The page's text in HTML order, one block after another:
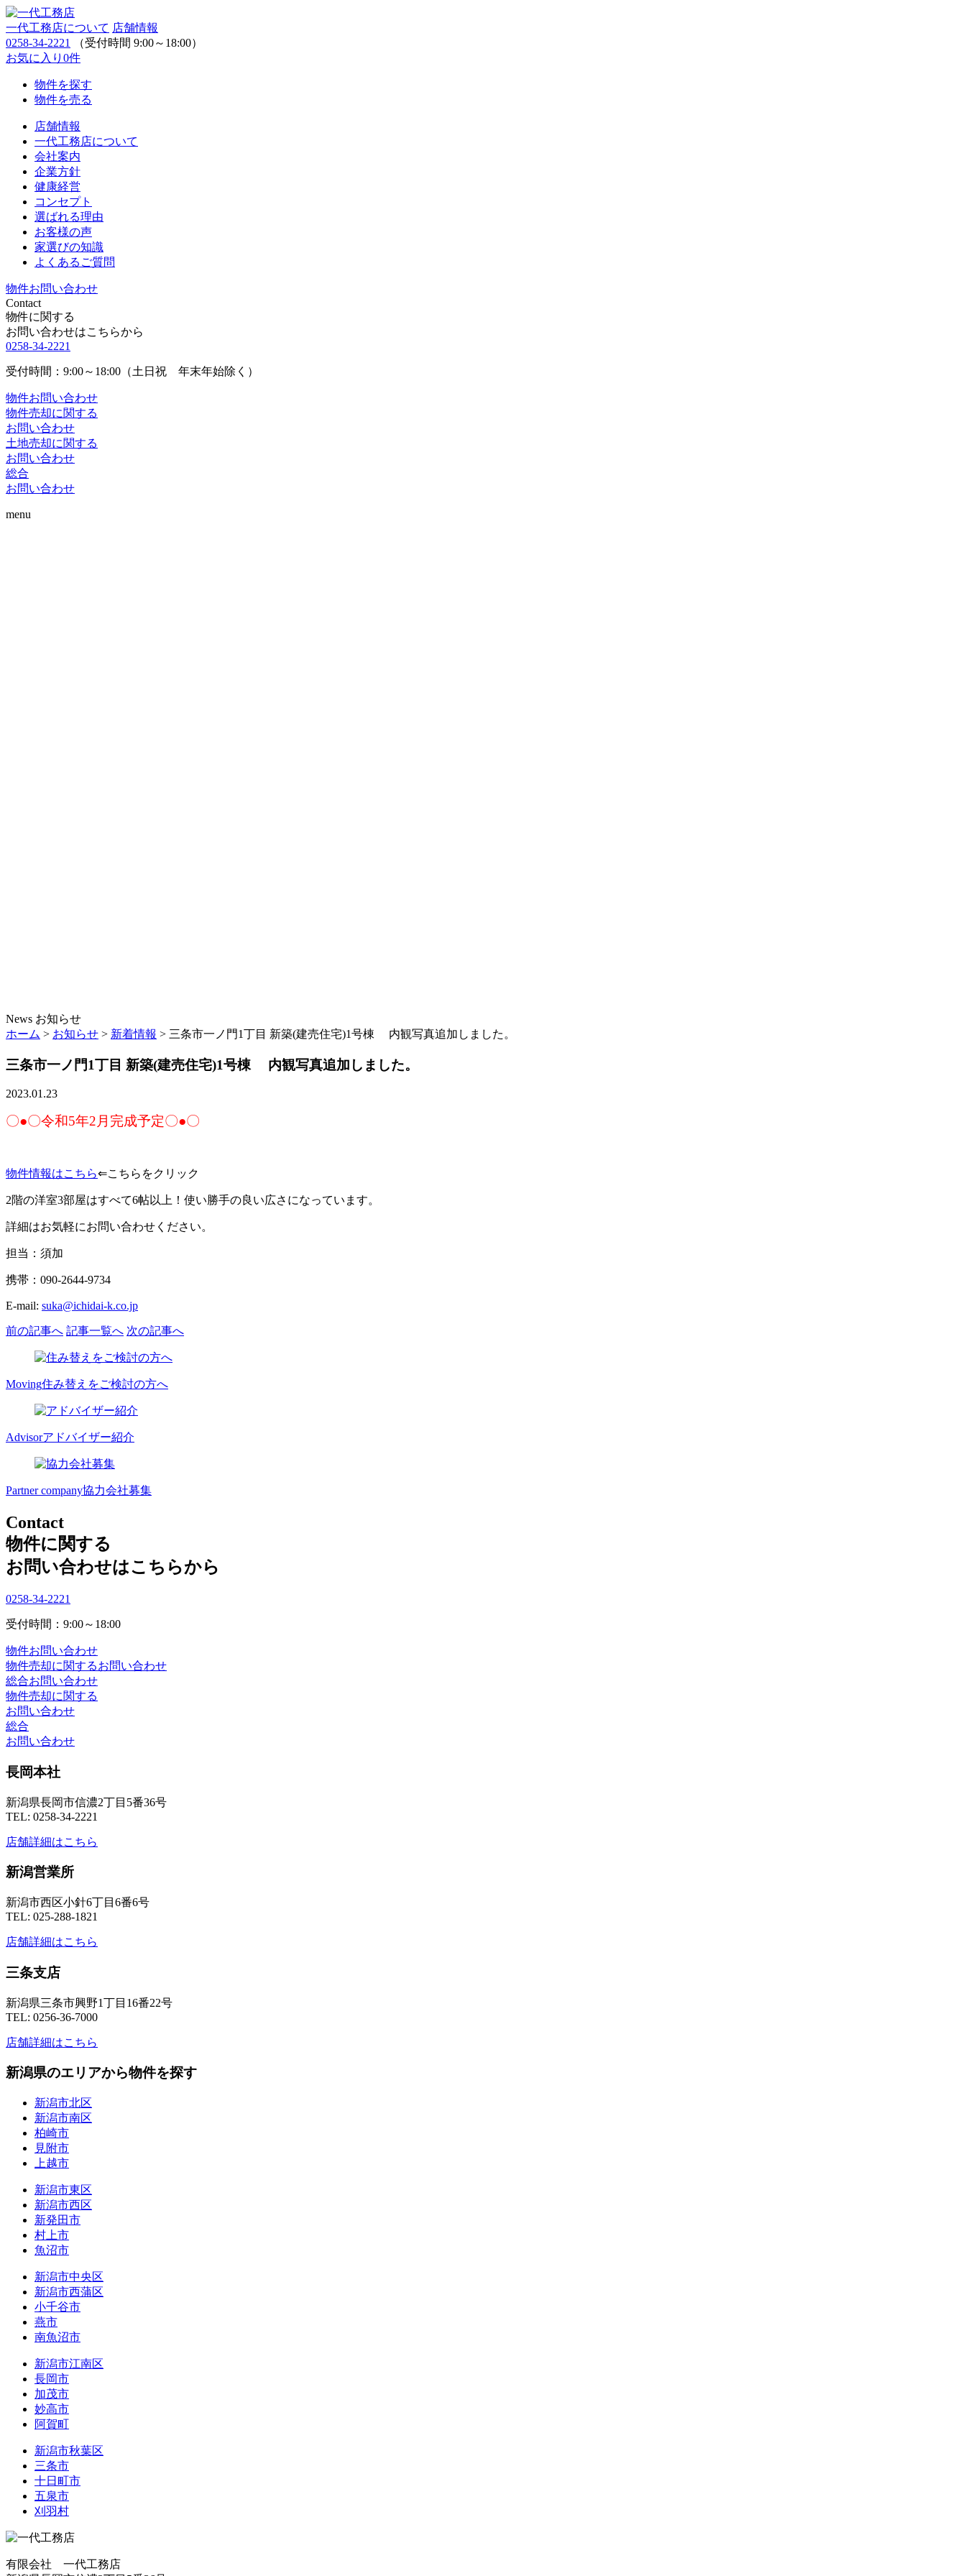
一代工務店について 店舗情報
0258-34-2221
（受付時間 9:00～18:00）
お気に入り 0件
物件を探す
物件を売る
店舗情報
一代工務店について
会社案内
企業方針
健康経営
コンセプト
選ばれる理由
お客様の声
家選びの知識
よくあるご質問
物件お問い合わせ
Contact
物件に関する
お問い合わせはこちらから
0258-34-2221
受付時間：9:00～18:00（土日祝 年末年始除く）
物件お問い合わせ
物件売却に関する
お問い合わせ
土地売却に関する
お問い合わせ
総合
お問い合わせ
menu
News お知らせ
ホーム > お知らせ > 新着情報 > 三条市一ノ門1丁目 新築(建売住宅)1号棟 内観写真追加しました。
三条市一ノ門1丁目 新築(建売住宅)1号棟 内観写真追加しました。
2023.01.23
〇●〇令和5年2月完成予定〇●〇
物件情報はこちら⇐こちらをクリック
2階の洋室3部屋はすべて6帖以上！使い勝手の良い広さになっています。
詳細はお気軽にお問い合わせください。
担当：須加
携帯：090-2644-9734
E-mail: suka@ichidai-k.co.jp
前の記事へ 記事一覧へ 次の記事へ
Moving住み替えをご検討の方へ
Advisorアドバイザー紹介
Partner company協力会社募集
Contact
物件に関する
お問い合わせはこちらから
0258-34-2221
受付時間：9:00～18:00
物件お問い合わせ
物件売却に関するお問い合わせ
総合お問い合わせ
物件売却に関する
お問い合わせ
総合
お問い合わせ
長岡本社
新潟県長岡市信濃2丁目5番36号
TEL: 0258-34-2221
店舗詳細はこちら
新潟営業所
新潟市西区小針6丁目6番6号
TEL: 025-288-1821
店舗詳細はこちら
三条支店
新潟県三条市興野1丁目16番22号
TEL: 0256-36-7000
店舗詳細はこちら
新潟県のエリアから物件を探す
新潟市北区
新潟市南区
柏崎市
見附市
上越市
新潟市東区
新潟市西区
新発田市
村上市
魚沼市
新潟市中央区
新潟市西蒲区
小千谷市
燕市
南魚沼市
新潟市江南区
長岡市
加茂市
妙高市
阿賀町
新潟市秋葉区
三条市
十日町市
五泉市
刈羽村
有限会社 一代工務店